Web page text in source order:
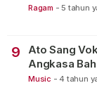
Ragam - 5 tahun
9
Ato Sang
Angkasa
Music - 4 tahun